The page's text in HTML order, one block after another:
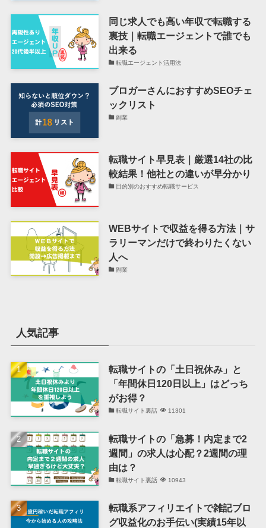
同じ求人でも高い年収で転職する
裏技｜転職エージェントで誰でも
出来る
転職エージェント活用法
ブロガーさんにおすすめSEOチェ
ックリスト
副業
転職サイト早見表｜厳選14社の比
較結果！他社との違いが早分かり
目的別のおすすめ転職サービス
WEBサイトで収益を得る方法｜サ
ラリーマンだけで終わりたくない
人へ
副業
人気記事
転職サイトの「土日祝休み」と
「年間休日120日以上」はどっち
がお得？
転職サイト裏話 11301
転職サイトの「急募！内定まで2
週間」の求人は心配？2週間の理
由は？
転職サイト裏話 10943
転職系アフィリエイトで雑記ブロ
グ収益化のお手伝い(実績15年以